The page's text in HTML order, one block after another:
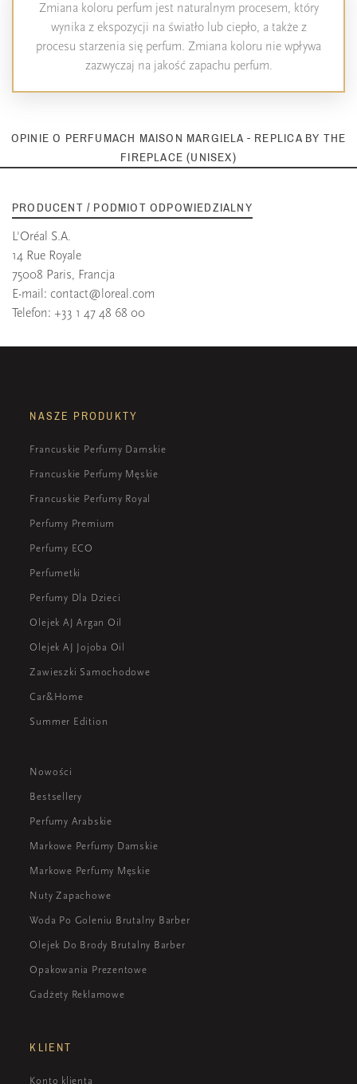
Zmiana koloru perfum jest naturalnym procesem, który
wynika z ekspozycji na światło lub ciepło, a także z
procesu starzenia się perfum. Zmiana koloru nie wpływa
zazwyczaj na jakość zapachu perfum.
OPINIE O PERFUMACH MAISON MARGIELA - REPLICA BY THE
FIREPLACE (UNISEX)
PRODUCENT / PODMIOT ODPOWIEDZIALNY
L'Oréal S.A.
14 Rue Royale
75008 Paris, Francja
E-mail: contact@loreal.com
Telefon: +33 1 47 48 68 00
NASZE PRODUKTY
Francuskie Perfumy Damskie
Francuskie Perfumy Męskie
Francuskie Perfumy Royal
Perfumy Premium
Perfumy ECO
Perfumetki
Perfumy Dla Dzieci
Olejek AJ Argan Oil
Olejek AJ Jojoba Oil
Zawieszki Samochodowe
Car&Home
Summer Edition
Nowości
Bestsellery
Perfumy Arabskie
Markowe Perfumy Damskie
Markowe Perfumy Męskie
Nuty Zapachowe
Woda Po Goleniu Brutalny Barber
Olejek Do Brody Brutalny Barber
Opakowania Prezentowe
Gadżety Reklamowe
KLIENT
Konto klienta